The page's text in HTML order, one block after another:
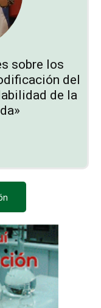
sobre los
del
de la